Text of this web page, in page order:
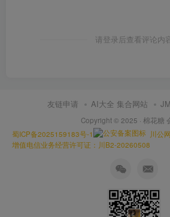
请登录后查看评论内
友链申请 AI大全 集合网站
Copyright © 2025 · 棉花糖
蜀ICP备2025159183号-1
川公
增值电信业务经营许可证：川B2-20260508